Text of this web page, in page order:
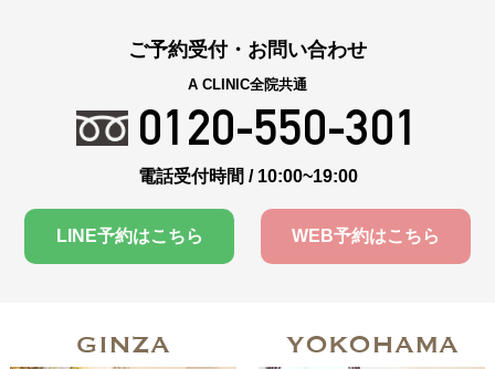
ご予約受付・お問い合わせ
A CLINIC全院共通
0120-550-301
電話受付時間 / 10:00~19:00
LINE予約はこちら WEB予約はこちら
GINZA YOKOHAMA